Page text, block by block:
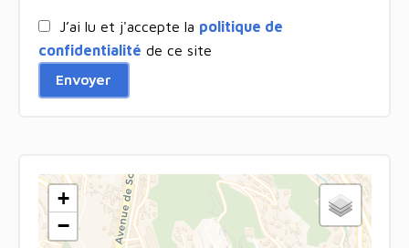
J’ai lu et j'accepte la politique de
confidentialité de ce site
Envoyer
+
−